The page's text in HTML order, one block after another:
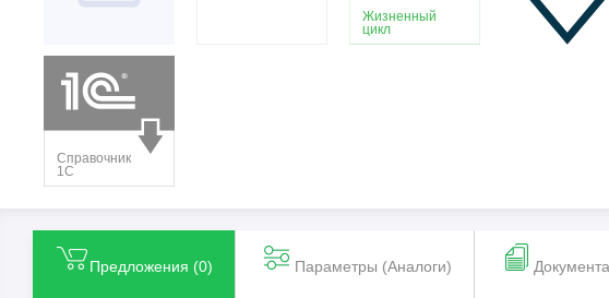
Предложения (0) Параметры (Aналоги)